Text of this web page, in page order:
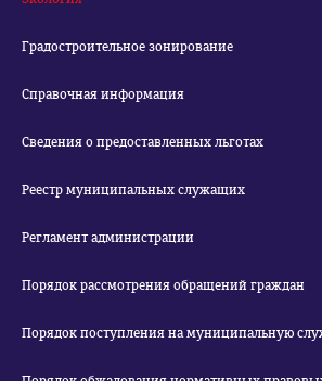
Градостроительное зонирование
Справочная информация
Сведения о предоставленных льготах
Реестр муниципальных служащих
Регламент администрации
Порядок рассмотрения обращений граждан
Порядок поступления на муниципальную